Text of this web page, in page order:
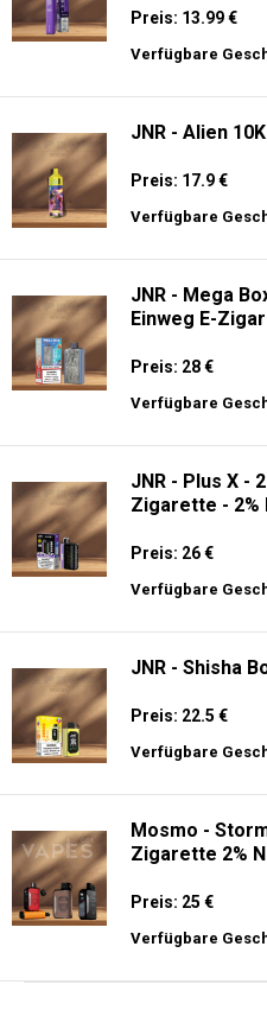
Preis: 13.99 €
Verfügbare
JNR - Alien
Preis: 17.9 €
Verfügbare
JNR - Mega
Einweg E-
Preis: 28 €
Verfügbare
JNR - Plus X -
Zigarette - 2%
Preis: 26 €
Verfügbare
JNR - Shisha
Preis: 22.5 €
Verfügbare
Mosmo -
Zigarette 2%
Preis: 25 €
Verfügbare